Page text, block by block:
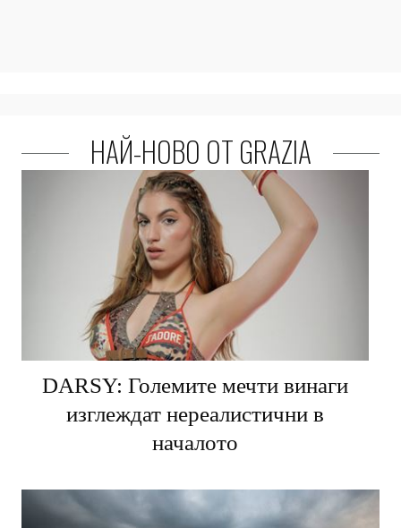
НАЙ-НОВО ОТ GRAZIA
DARSY: Големите мечти винаги
изглеждат нереалистични в
началото